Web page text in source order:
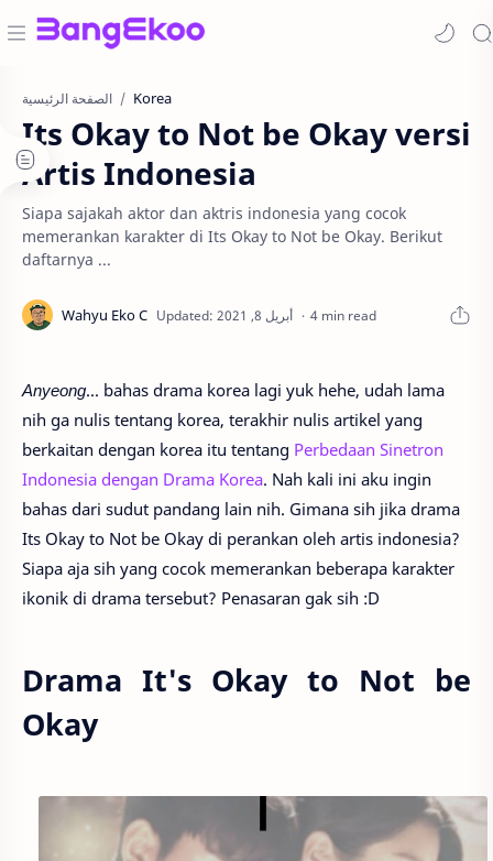
الصفحة الرئيسية Korea
Its Okay to Not be Okay versi
Artis Indonesia
Siapa sajakah aktor dan aktris indonesia yang cocok
memerankan karakter di Its Okay to Not be Okay. Berikut
daftarnya ...
4 min read
Anyeong... bahas drama korea lagi yuk hehe, udah lama
nih ga nulis tentang korea, terakhir nulis artikel yang
berkaitan dengan korea itu tentang Perbedaan Sinetron
Indonesia dengan Drama Korea. Nah kali ini aku ingin
bahas dari sudut pandang lain nih. Gimana sih jika drama
Its Okay to Not be Okay di perankan oleh artis indonesia?
Siapa aja sih yang cocok memerankan beberapa karakter
ikonik di drama tersebut? Penasaran gak sih :D
Drama It's Okay to Not be
Okay